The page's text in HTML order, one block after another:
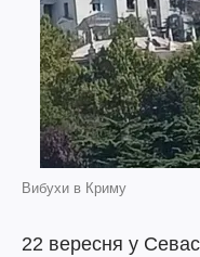
Вибухи в Криму
22 вересня у